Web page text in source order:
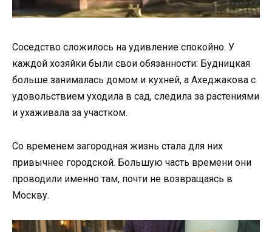
Соседство сложилось на удивление спокойно. У
каждой хозяйки были свои обязанности: Будницкая
больше занималась домом и кухней, а Ахеджакова с
удовольствием уходила в сад, следила за растениями
и ухаживала за участком.
Со временем загородная жизнь стала для них
привычнее городской. Большую часть времени они
проводили именно там, почти не возвращаясь в
Москву.